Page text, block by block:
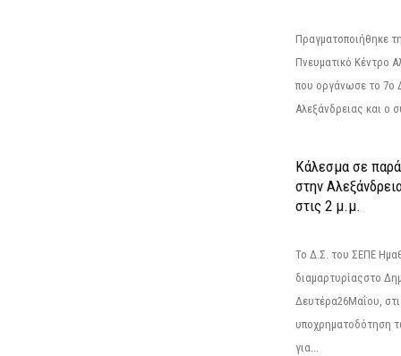
Πραγματοποιήθηκε
Πνευματικό Κέντρο
που οργάνωσε το 7ο
Αλεξάνδρειας και ο
Κάλεσμα σε
στην
στις 2 μ.μ.
Το Δ.Σ. του ΣΕΠΕ
διαμαρτυρίαςστο
Δευτέρα26Μαΐου,
υποχρηματοδότηση
για...